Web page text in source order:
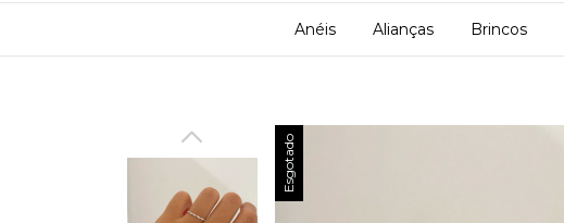
Anéis Alianças Brincos
Esgotado